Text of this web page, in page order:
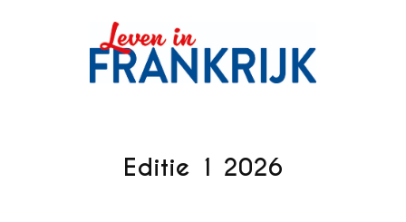
Editie 1 2026